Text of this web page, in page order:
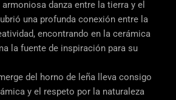
danza entre la tierra y el
una profunda conexión entre la
encontrando en la cerámica
la fuente de inspiración para su
del horno de leña lleva consigo
y el respeto por la naturaleza